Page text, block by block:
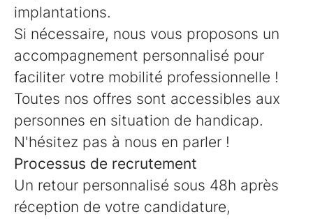
implantations.
Si nécessaire, nous vous proposons un
accompagnement personnalisé pour
faciliter votre mobilité professionnelle !
Toutes nos offres sont accessibles aux
personnes en situation de handicap.
N'hésitez pas à nous en parler !
Processus de recrutement
Un retour personnalisé sous 48h après
réception de votre candidature,